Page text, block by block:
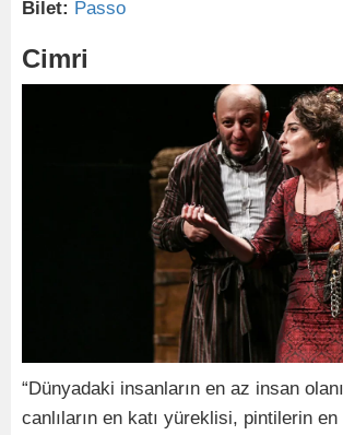
Bilet: Passo
Cimri
“Dünyadaki insanların en az insan
canlıların en katı yüreklisi, pintilerin